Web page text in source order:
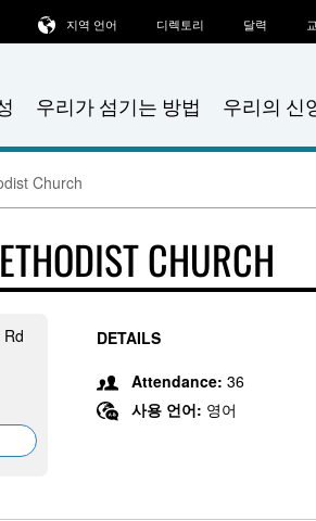
우리가 섬기는 방법 우리의 신
지역 언어 디렉토리 달력
Church
CHURCH
DETAILS
Attendance: 36
사용 언어: 영어